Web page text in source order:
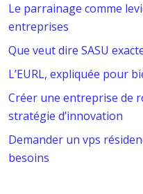
Le parrainage comme
entreprises
Que veut dire SASU
L’EURL, expliquée pour
Créer une entreprise de
stratégie d’innovation
Demander un vps
besoins